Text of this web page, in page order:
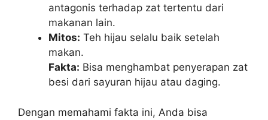
antagonis terhadap zat tertentu dari
makanan lain.
Mitos: Teh hijau selalu baik setelah
makan.
Fakta: Bisa menghambat penyerapan zat
besi dari sayuran hijau atau daging.
Dengan memahami fakta ini, Anda bisa